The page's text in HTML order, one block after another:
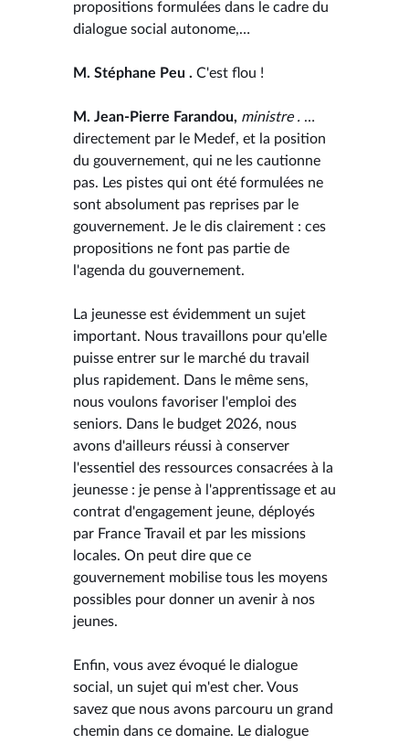
propositions formulées dans le cadre du
dialogue social autonome,…
M. Stéphane Peu . C'est flou !
M. Jean-Pierre Farandou, ministre . …
directement par le Medef, et la position
du gouvernement, qui ne les cautionne
pas. Les pistes qui ont été formulées ne
sont absolument pas reprises par le
gouvernement. Je le dis clairement : ces
propositions ne font pas partie de
l'agenda du gouvernement.
La jeunesse est évidemment un sujet
important. Nous travaillons pour qu'elle
puisse entrer sur le marché du travail
plus rapidement. Dans le même sens,
nous voulons favoriser l'emploi des
seniors. Dans le budget 2026, nous
avons d'ailleurs réussi à conserver
l'essentiel des ressources consacrées à la
jeunesse : je pense à l'apprentissage et au
contrat d'engagement jeune, déployés
par France Travail et par les missions
locales. On peut dire que ce
gouvernement mobilise tous les moyens
possibles pour donner un avenir à nos
jeunes.
Enfin, vous avez évoqué le dialogue
social, un sujet qui m'est cher. Vous
savez que nous avons parcouru un grand
chemin dans ce domaine. Le dialogue